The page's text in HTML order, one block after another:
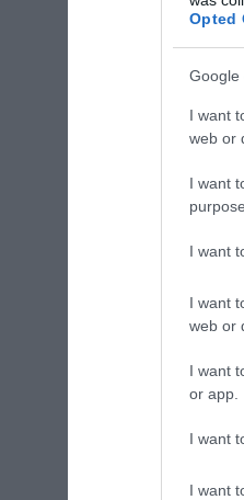
Opted
Google
I want
web or
I want
I want
I want
web or
I want
or app.
I want
I want